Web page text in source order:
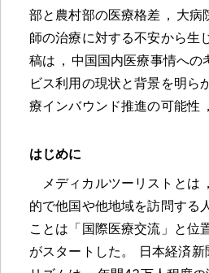
部と農村部の医療格差 ， 大病
師の治療に対する不安から生
稿は ， 中国国内医療事情への
ビス利用の現状と背景を明ら
療インバウンド推進の可能性
はじめに
メディカルツーリストとは
的で他国や他地域を訪問する
ことは「国際医療交流」と位
がスタートした 。
日本経済